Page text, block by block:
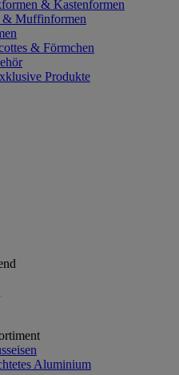
& Kastenformen
& Muffinformen
& Förmchen
Produkte
Aluminium